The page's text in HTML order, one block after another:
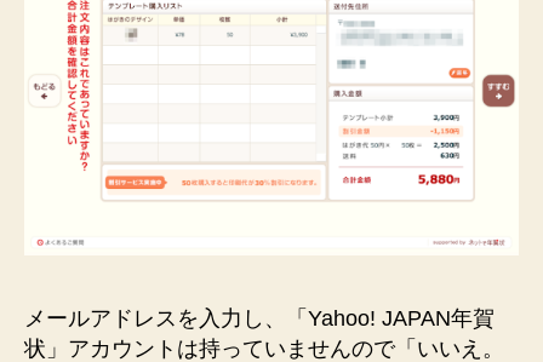
メールアドレスを入力し、「Yahoo! JAPAN年賀
状」アカウントは持っていませんので「いいえ。